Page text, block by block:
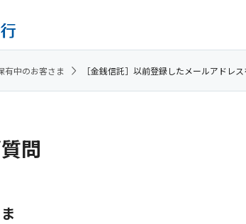
有中のお客さま ［金銭信託］以前登録したメールアドレ
問